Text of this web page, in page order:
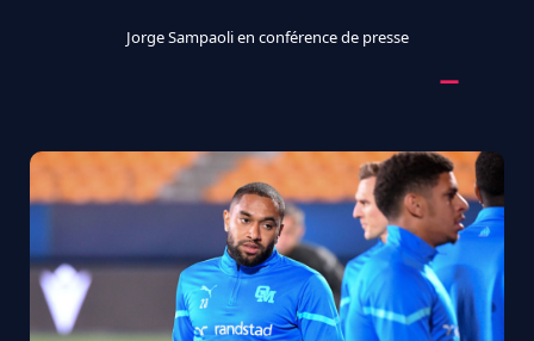
Jorge Sampaoli en conférence de presse